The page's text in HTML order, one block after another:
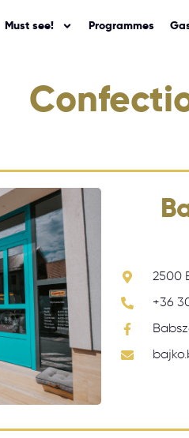
Must see! Programmes
2500
+36